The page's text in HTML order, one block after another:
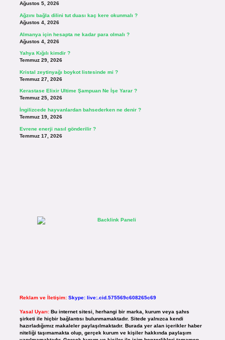
Ağustos 5, 2026
Ağzını bağla dilini tut duası kaç kere okunmalı ?
Ağustos 4, 2026
Almanya için hesapta ne kadar para olmalı ?
Ağustos 4, 2026
Yahya Kığılı kimdir ?
Temmuz 29, 2026
Kristal zeytinyağı boykot listesinde mi ?
Temmuz 27, 2026
Kerastase Elixir Ultime Şampuan Ne İşe Yarar ?
Temmuz 25, 2026
İngilizcede hayvanlardan bahsederken ne denir ?
Temmuz 19, 2026
Evrene enerji nasıl gönderilir ?
Temmuz 17, 2026
Reklam ve İletişim: Skype: live:.cid.575569c608265c69
Yasal Uyarı: Bu internet sitesi, herhangi bir marka, kurum veya şahıs
şirketi ile hiçbir bağlantısı bulunmamaktadır. Sitede yalnızca kendi
hazırladığımız makaleler paylaşılmaktadır. Burada yer alan içerikler haber
niteliği taşımamakta olup, gerçek kurum ve kişiler hakkında paylaşım